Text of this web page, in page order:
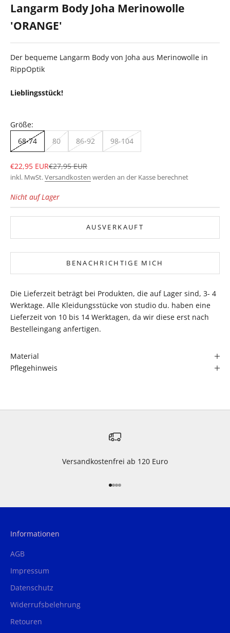
Langarm Body Joha Merinowolle
'ORANGE'
Der bequeme Langarm Body von Joha aus Merinowolle in
RippOptik
Lieblingsstück!
Größe:
68-74
80 86-92 98-104
Angebot
€22,95 EURRegulärer Preis
€27,95 EUR
inkl. MwSt.Versandkosten werden an der Kasse berechnet
Nicht auf Lager
AUSVERKAUFT
BENACHRICHTIGE MICH
Die Lieferzeit beträgt bei Produkten, die auf Lager sind, 3- 4
Werktage. Alle Kleidungsstücke von studio du. haben eine
Lieferzeit von 10 bis 14 Werktagen, da wir diese erst nach
Bestelleingang anfertigen.
Material
Pflegehinweis
Versandkostenfrei ab 120 Euro
Gehe zu Element 1
Gehe zu Element 2
Gehe zu Element 3
Gehe zu Element 4
Informationen
AGB
Impressum
Datenschutz
Widerrufsbelehrung
Retouren